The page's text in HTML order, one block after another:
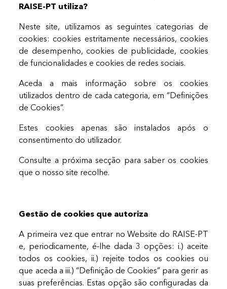
RAISE-PT utiliza?
Neste site, utilizamos as seguintes categorias de
cookies: cookies estritamente necessários, cookies
de desempenho, cookies de publicidade, cookies
de funcionalidades e cookies de redes sociais.
Aceda a mais informação sobre os cookies
utilizados dentro de cada categoria, em “Definições
de Cookies”.
Estes cookies apenas são instalados após o
consentimento do utilizador.
Consulte a próxima secção para saber os cookies
que o nosso site recolhe.
Gestão de cookies que autoriza
A primeira vez que entrar no Website do RAISE-PT
e, periodicamente, é-lhe dada 3 opções: i.) aceite
todos os cookies, ii.) rejeite todos os cookies ou
que aceda a iii.) “Definição de Cookies” para gerir as
suas preferências. Estas opção são configuradas da